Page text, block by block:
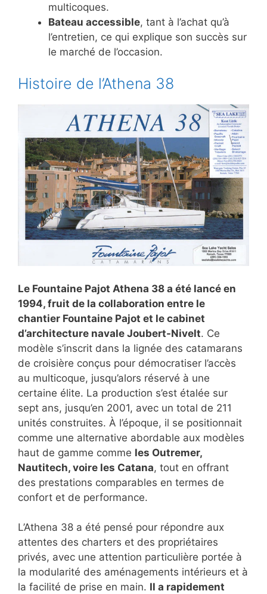
multicoques.
Bateau accessible, tant à l’achat qu’à
l’entretien, ce qui explique son succès sur
le marché de l’occasion.
Histoire de l’Athena 38
Le Fountaine Pajot Athena 38 a été lancé en
1994, fruit de la collaboration entre le
chantier Fountaine Pajot et le cabinet
d’architecture navale Joubert-Nivelt. Ce
modèle s’inscrit dans la lignée des catamarans
de croisière conçus pour démocratiser l’accès
au multicoque, jusqu’alors réservé à une
certaine élite. La production s’est étalée sur
sept ans, jusqu’en 2001, avec un total de 211
unités construites. À l’époque, il se positionnait
comme une alternative abordable aux modèles
haut de gamme comme les Outremer,
Nautitech, voire les Catana, tout en offrant
des prestations comparables en termes de
confort et de performance.
L’Athena 38 a été pensé pour répondre aux
attentes des charters et des propriétaires
privés, avec une attention particulière portée à
la modularité des aménagements intérieurs et à
la facilité de prise en main. Il a rapidement